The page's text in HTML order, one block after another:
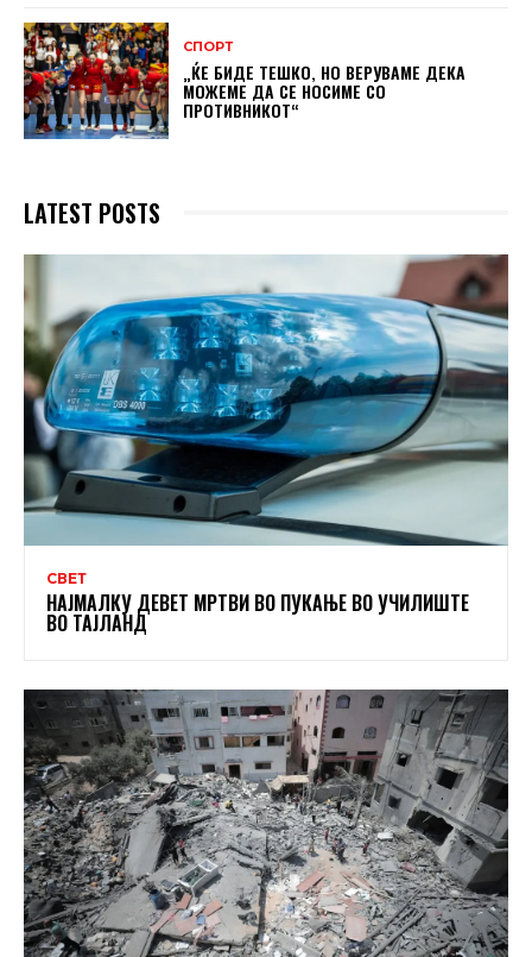
СПОРТ
„ЌЕ БИДЕ ТЕШКО, НО ВЕРУВАМЕ ДЕКА
МОЖЕМЕ ДA СЕ НОСИМЕ СО
ПРОТИВНИКОТ“
LATEST POSTS
СВЕТ
НАЈМАЛКУ ДЕВЕТ МРТВИ ВО ПУКАЊЕ ВО УЧИЛИШТЕ
ВО ТАЈЛАНД